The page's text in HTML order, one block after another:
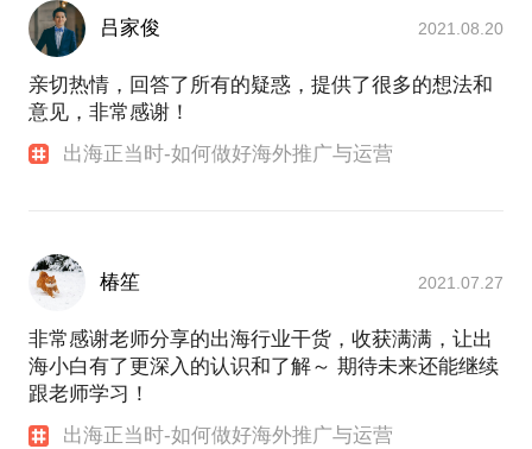
吕家俊 2021.08.20
亲切热情，回答了所有的疑惑，提供了很多的想法和
意见，非常感谢！
出海正当时-如何做好海外推广与运营
椿笙 2021.07.27
非常感谢老师分享的出海行业干货，收获满满，让出
海小白有了更深入的认识和了解～ 期待未来还能继续
跟老师学习！
出海正当时-如何做好海外推广与运营